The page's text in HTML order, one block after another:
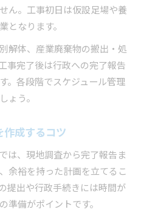
ん。工事初日は仮設足場や養
となります。
解体、産業廃棄物の搬出・処
事完了後は行政への完了報告
。各段階でスケジュール管理
ょう。
成するコツ
は、現地調査から完了報告ま
余裕を持った計画を立てるこ
提出や行政手続きには時間が
準備がポイントです。